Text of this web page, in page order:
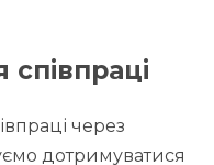
співпраці
через
дотримуватися